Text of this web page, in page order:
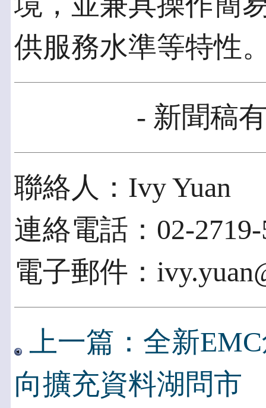
供服務水準等特性
- 新聞稿
聯絡人：Ivy Yuan
連絡電話：02-2719-
電子郵件：
上一篇：全新
向擴充資料湖問市